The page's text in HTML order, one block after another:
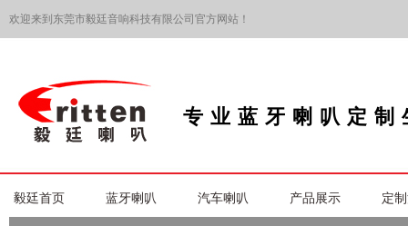
欢迎来到东莞市毅廷音响科技有限公司官方网站！
专业蓝牙喇叭定制
毅廷首页 蓝牙喇叭 汽车喇叭 产品展示 定